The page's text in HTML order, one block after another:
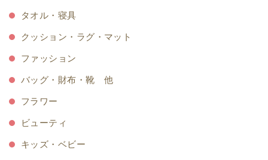
タオル・寝具
クッション・ラグ・マット
ファッション
バッグ・財布・靴 他
フラワー
ビューティ
キッズ・ベビー